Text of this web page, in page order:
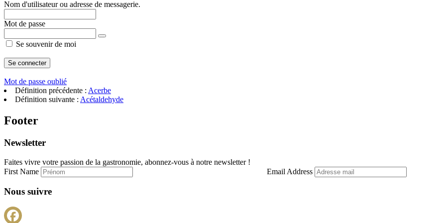
Nom d'utilisateur ou adresse de messagerie.
Mot de passe
Se souvenir de moi
Mot de passe oublié
Définition précédente : Acerbe
Définition suivante : Acétaldehyde
Footer
Newsletter
Faites vivre votre passion de la gastronomie, abonnez-vous à notre newsletter !
First Name
Email Address
Nous suivre